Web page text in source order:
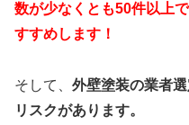
数が少なくとも50件以上
すすめします！
そして、 外壁塗装の業者
リスクがあります。